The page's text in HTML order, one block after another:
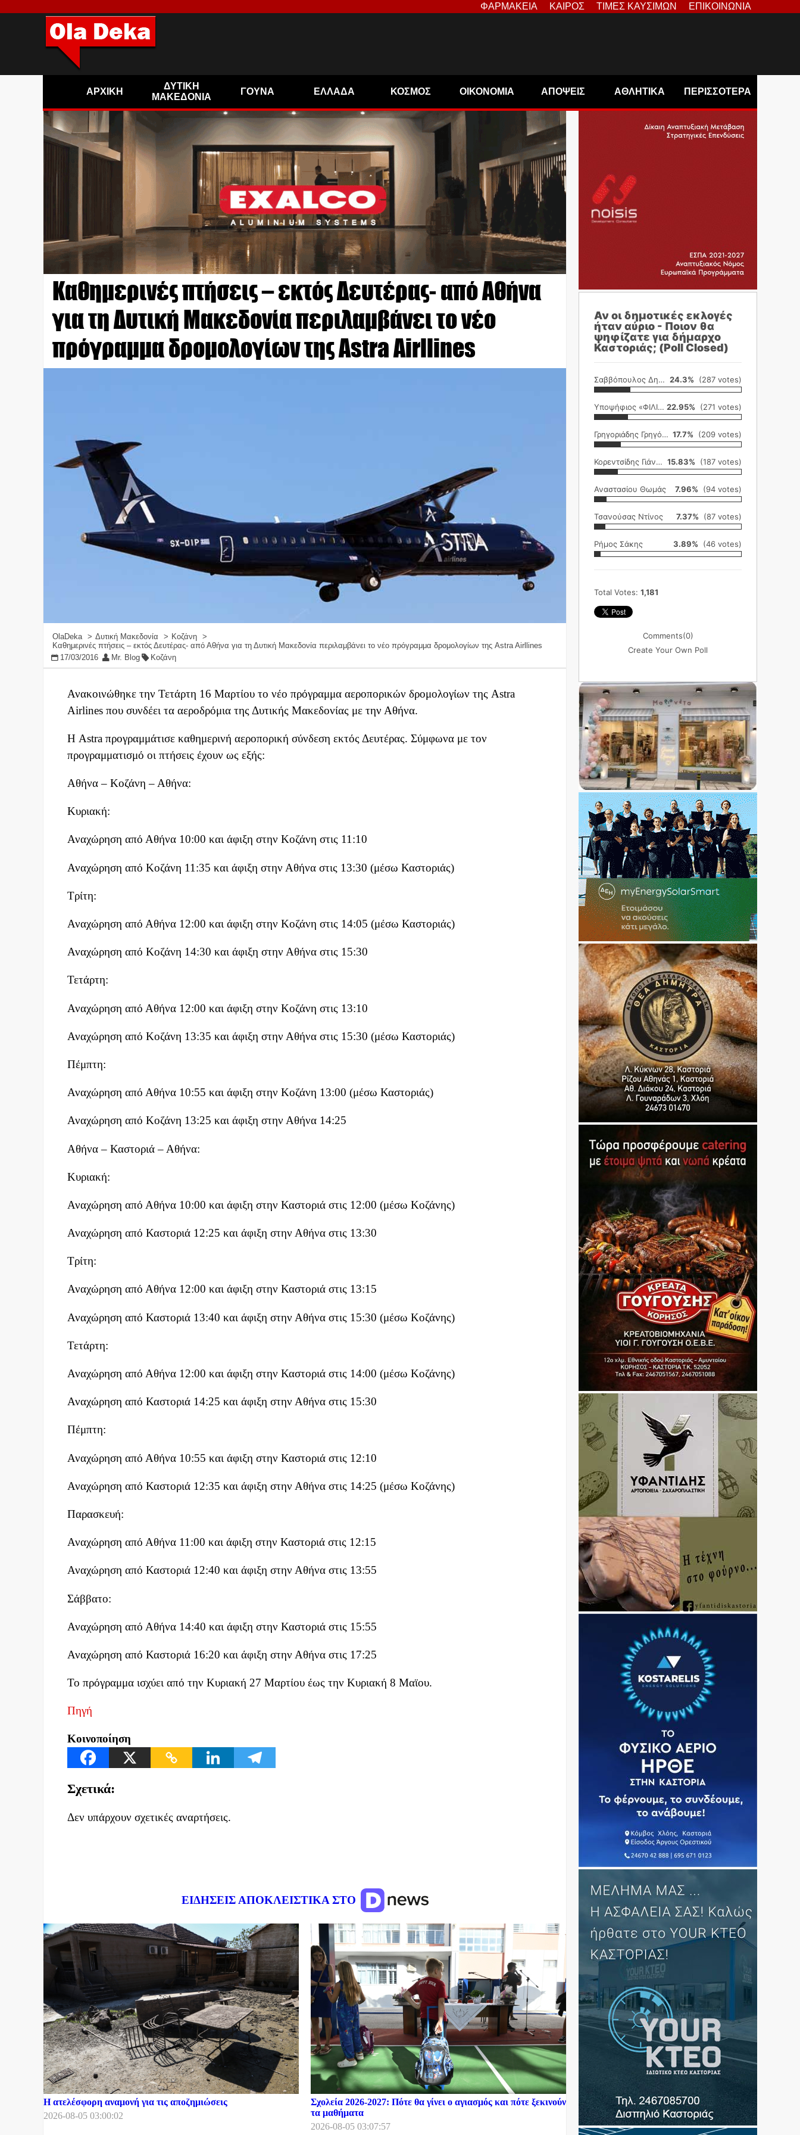
ΦΑΡΜΑΚΕΙΑ ΚΑΙΡΟΣ ΤΙΜΕΣ ΚΑΥΣΙΜΩΝ ΕΠΙΚΟΙΝΩΝΙΑ
ΑΡΧΙΚΗ
ΔΥΤΙΚΗ
ΜΑΚΕΔΟΝΙΑ
ΓΟΥΝΑ ΕΛΛΑΔΑ ΚΟΣΜΟΣ ΟΙΚΟΝΟΜΙΑ ΑΠΟΨΕΙΣ ΑΘΛΗΤΙΚΑ ΠΕΡΙΣΣΟΤΕΡΑ
Καθημερινές πτήσεις – εκτός Δευτέρας- από Αθήνα
για τη Δυτική Μακεδονία περιλαμβάνει το νέο
πρόγραμμα δρομολογίων της Astra Airllines
OlaDeka Δυτική Μακεδονία
Κοζάνη
Καθημερινές πτήσεις – εκτός Δευτέρας- από Αθήνα για τη Δυτική Μακεδονία περιλαμβάνει το νέο πρόγραμμα δρομολογίων της Astra Airllines
17/03/2016
Mr. Blog Κοζάνη
Ανακοινώθηκε την Τετάρτη 16 Μαρτίου το νέο πρόγραμμα αεροπορικών δρομολογίων της Astra
Airlines που συνδέει τα αεροδρόμια της Δυτικής Μακεδονίας με την Αθήνα.
Η Astra προγραμμάτισε καθημερινή αεροπορική σύνδεση εκτός Δευτέρας. Σύμφωνα με τον
προγραμματισμό οι πτήσεις έχουν ως εξής:
Αθήνα – Κοζάνη – Αθήνα:
Κυριακή:
Αναχώρηση από Αθήνα 10:00 και άφιξη στην Κοζάνη στις 11:10
Αναχώρηση από Κοζάνη 11:35 και άφιξη στην Αθήνα στις 13:30 (μέσω Καστοριάς)
Τρίτη:
Αναχώρηση από Αθήνα 12:00 και άφιξη στην Κοζάνη στις 14:05 (μέσω Καστοριάς)
Αναχώρηση από Κοζάνη 14:30 και άφιξη στην Αθήνα στις 15:30
Τετάρτη:
Αναχώρηση από Αθήνα 12:00 και άφιξη στην Κοζάνη στις 13:10
Αναχώρηση από Κοζάνη 13:35 και άφιξη στην Αθήνα στις 15:30 (μέσω Καστοριάς)
Πέμπτη:
Αναχώρηση από Αθήνα 10:55 και άφιξη στην Κοζάνη 13:00 (μέσω Καστοριάς)
Αναχώρηση από Κοζάνη 13:25 και άφιξη στην Αθήνα 14:25
Αθήνα – Καστοριά – Αθήνα:
Κυριακή:
Αναχώρηση από Αθήνα 10:00 και άφιξη στην Καστοριά στις 12:00 (μέσω Κοζάνης)
Αναχώρηση από Καστοριά 12:25 και άφιξη στην Αθήνα στις 13:30
Τρίτη:
Αναχώρηση από Αθήνα 12:00 και άφιξη στην Καστοριά στις 13:15
Αναχώρηση από Καστοριά 13:40 και άφιξη στην Αθήνα στις 15:30 (μέσω Κοζάνης)
Τετάρτη:
Αναχώρηση από Αθήνα 12:00 και άφιξη στην Καστοριά στις 14:00 (μέσω Κοζάνης)
Αναχώρηση από Καστοριά 14:25 και άφιξη στην Αθήνα στις 15:30
Πέμπτη:
Αναχώρηση από Αθήνα 10:55 και άφιξη στην Καστοριά στις 12:10
Αναχώρηση από Καστοριά 12:35 και άφιξη στην Αθήνα στις 14:25 (μέσω Κοζάνης)
Παρασκευή:
Αναχώρηση από Αθήνα 11:00 και άφιξη στην Καστοριά στις 12:15
Αναχώρηση από Καστοριά 12:40 και άφιξη στην Αθήνα στις 13:55
Σάββατο:
Αναχώρηση από Αθήνα 14:40 και άφιξη στην Καστοριά στις 15:55
Αναχώρηση από Καστοριά 16:20 και άφιξη στην Αθήνα στις 17:25
Το πρόγραμμα ισχύει από την Κυριακή 27 Μαρτίου έως την Κυριακή 8 Μαϊου.
Πηγή
Κοινοποίηση
Σχετικά:
Δεν υπάρχουν σχετικές αναρτήσεις.
ΕΙΔΗΣΕΙΣ ΑΠΟΚΛΕΙΣΤΙΚΑ ΣΤΟ
Η ατελέσφορη αναμονή για τις αποζημιώσεις
2026-08-05 03:00:02
Σχολεία 2026-2027: Πότε θα γίνει ο αγιασμός και πότε ξεκινούν
τα μαθήματα
2026-08-05 03:07:57
Αν οι δημοτικές εκλογές
ήταν αύριο - Ποιον θα
ψηφίζατε για δήμαρχο
Καστοριάς; (Poll Closed)
Σαββόπουλος Δημήτρης 24.3% (287 votes)
Υποψήφιος «ΦΙΛΙΚΗ ΕΤΑΙΡΕΙΑ» 22.95% (271 votes)
Γρηγοριάδης Γρηγόρης 17.7% (209 votes)
Κορεντσίδης Γιάννης 15.83% (187 votes)
Αναστασίου Θωμάς 7.96% (94 votes)
Τσανούσας Ντίνος 7.37% (87 votes)
Ρήμος Σάκης 3.89% (46 votes)
Total Votes: 1,181
Comments(0)
Create Your Own Poll